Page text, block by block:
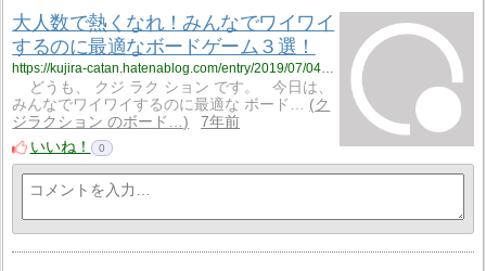
大人数で熱くなれ！みんなでワイワイ
するのに最適なボードゲーム３選！
https://kujira-catan.hatenablog.com/entry/2019/07/04/212645
どうも、 クジ ラク ション です。 今日は、
みんなでワイワイするのに最適な ボード…
ク
ジラクション のボード…
7年前
いいね！
0